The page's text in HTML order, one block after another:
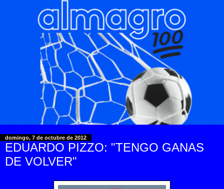
domingo, 7 de octubre de 2012
EDUARDO PIZZO: "TENGO GANAS
DE VOLVER"